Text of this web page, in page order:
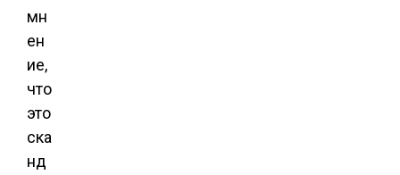
мн
ен
ие,
что
это
ска
нд